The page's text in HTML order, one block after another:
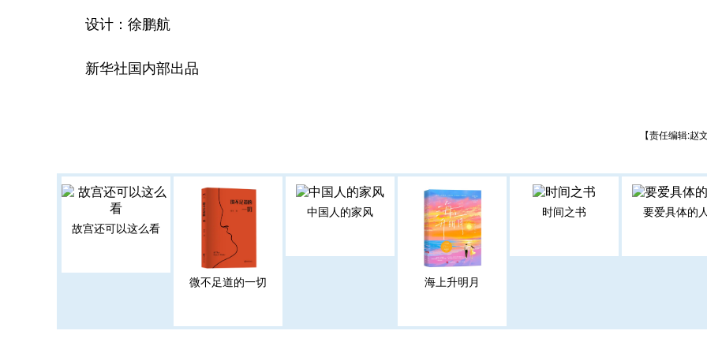
设计：徐鹏航
新华社国内部出品
【责任编辑:赵
故宫还可以这么看
微不足道的一切
中国人的家风
海上升明月
时间之书 要爱具体的人